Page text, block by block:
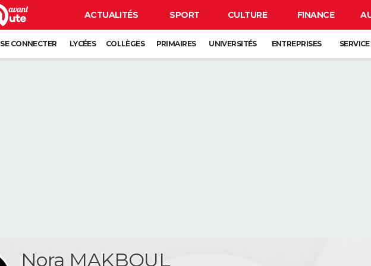
ACTUALITÉS SPORT CULTURE FINANCE
SE CONNECTER LYCÉES COLLÈGES PRIMAIRES UNIVERSITÉS ENTREPRISES
Nora MAKBOUL